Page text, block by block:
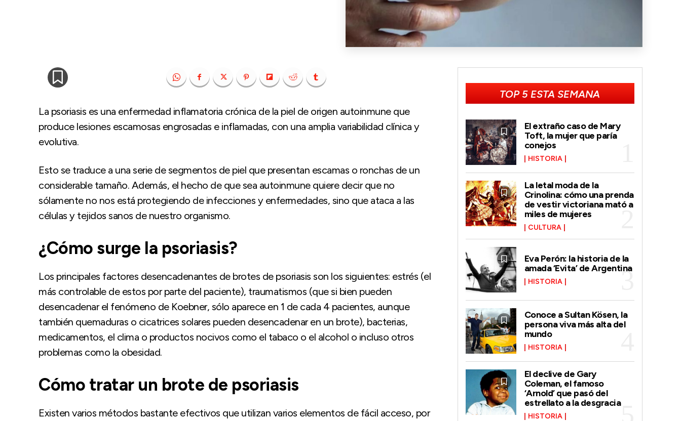
La psoriasis es una enfermedad inflamatoria crónica de la piel de origen autoinmune que
produce lesiones escamosas engrosadas e inflamadas, con una amplia variabilidad clínica y
evolutiva.
Esto se traduce a una serie de segmentos de piel que presentan escamas o ronchas de un
considerable tamaño. Además, el hecho de que sea autoinmune quiere decir que no
sólamente no nos está protegiendo de infecciones y enfermedades, sino que ataca a las
células y tejidos sanos de nuestro organismo.
¿Cómo surge la psoriasis?
Los principales factores desencadenantes de brotes de psoriasis son los siguientes: estrés (el
más controlable de estos por parte del paciente), traumatismos (que si bien pueden
desencadenar el fenómeno de Koebner, sólo aparece en 1 de cada 4 pacientes, aunque
también quemaduras o cicatrices solares pueden desencadenar en un brote), bacterias,
medicamentos, el clima o productos nocivos como el tabaco o el alcohol o incluso otros
problemas como la obesidad.
Cómo tratar un brote de psoriasis
Existen varios métodos bastante efectivos que utilizan varios elementos de fácil acceso, por
TOP 5 ESTA SEMANA
El extraño caso de Mary
Toft, la mujer que paría
conejos
HISTORIA
La letal moda de la
Crinolina: cómo una prenda
de vestir victoriana mató a
miles de mujeres
CULTURA
Eva Perón: la historia de la
amada ‘Evita’ de Argentina
HISTORIA
Conoce a Sultan Kösen, la
persona viva más alta del
mundo
HISTORIA
El declive de Gary
Coleman, el famoso
‘Arnold’ que pasó del
estrellato a la desgracia
HISTORIA